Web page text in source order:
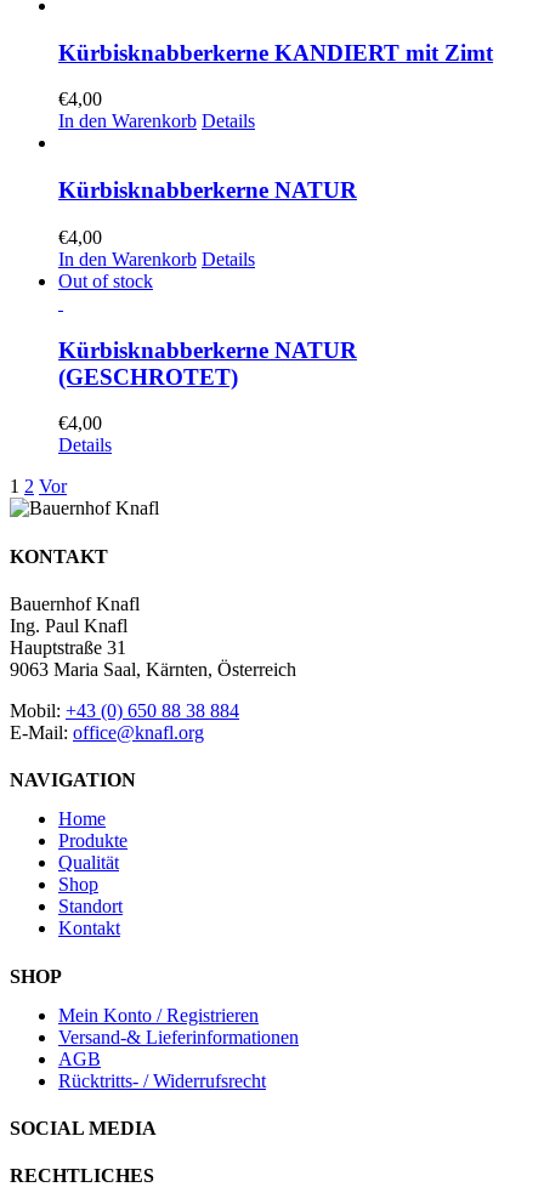
Kürbisknabberkerne KANDIERT mit Zimt
€4,00
In den Warenkorb Details
Kürbisknabberkerne NATUR
€4,00
In den Warenkorb Details
Out of stock
Kürbisknabberkerne NATUR
(GESCHROTET)
€4,00
Details
1 2 Vor
KONTAKT
Bauernhof Knafl
Ing. Paul Knafl
Hauptstraße 31
9063 Maria Saal, Kärnten, Österreich
Mobil: +43 (0) 650 88 38 884
E-Mail: office@knafl.org
NAVIGATION
Home
Produkte
Qualität
Shop
Standort
Kontakt
SHOP
Mein Konto / Registrieren
Versand-& Lieferinformationen
AGB
Rücktritts- / Widerrufsrecht
SOCIAL MEDIA
RECHTLICHES